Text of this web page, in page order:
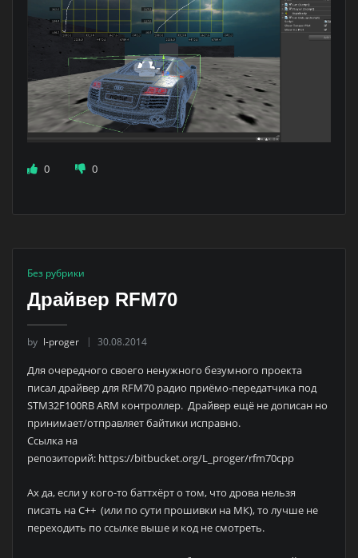
0 0
Без рубрики
Драйвер RFM70
by l-proger 30.08.2014
Для очередного своего ненужного безумного проекта
писал драйвер для RFM70 радио приёмо-передатчика под
STM32F100RB ARM контроллер. Драйвер ещё не дописан но
принимает/отправляет байтики исправно.
Ссылка на
репозиторий: https://bitbucket.org/L_proger/rfm70cpp
Ах да, если у кого-то баттхёрт о том, что дрова нельзя
писать на С++ (или по сути прошивки на МК), то лучше не
переходить по ссылке выше и код не смотреть.